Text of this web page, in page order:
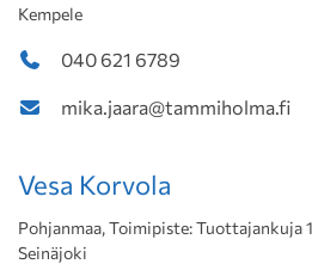
Kempele
040 621 6789
mika.jaara@tammiholma.fi
Vesa Korvola
Pohjanmaa, Toimipiste: Tuottajankuja
Seinäjoki